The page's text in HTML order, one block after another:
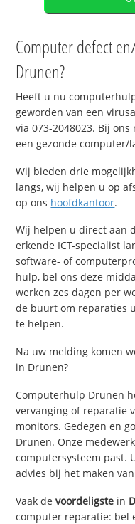
Computer defect
Drunen?
Heeft u nu
geworden van een
via 073-2048023. Bij
een gezonde computer/
Wij bieden drie
langs, wij helpen u op
op ons hoofdkantoor.
Wij helpen u direct aan
erkende ICT-specialist
software- of
hulp, bel ons deze
werken zes dagen per
de buurt om reparaties
te helpen.
Na uw melding komen
in Drunen?
Computerhulp Drunen
vervanging of reparatie
monitors. Gedegen en
Drunen. Onze
computersysteem past.
advies bij het maken
Vaak devoordeligste in
computer reparatie: bel